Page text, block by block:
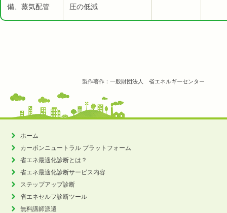
備、蒸気配管
圧の低減
製作著作：一般財団法人 省エネルギーセンター
ホーム
カーボンニュートラル プラットフォーム
省エネ最適化診断とは？
省エネ最適化診断サービス内容
ステップアップ診断
省エネセルフ診断ツール
無料講師派遣